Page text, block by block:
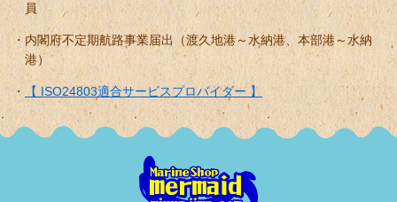
員
内閣府不定期航路事業届出（渡久地港～水納港、本部港～水納
港）
【 ISO24803適合サービスプロバイダー 】